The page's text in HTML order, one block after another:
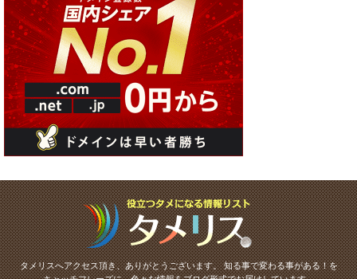
タメリスへアクセス頂き、ありがとうございます。知る事で変わる事がある！を